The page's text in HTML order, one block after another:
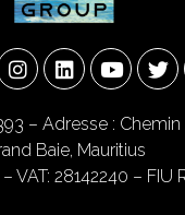
– Adresse : Chemin
Baie, Mauritius
VAT: 28142240 – FIU